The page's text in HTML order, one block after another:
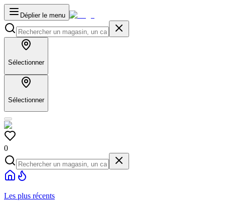
Déplier le menu
Sélectionner
Sélectionner
0
Les plus récents